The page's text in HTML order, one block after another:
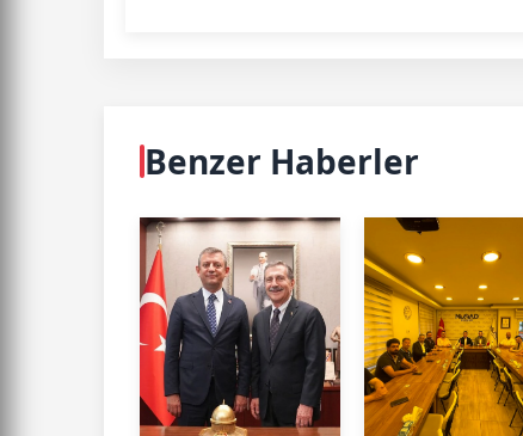
Benzer Haberler